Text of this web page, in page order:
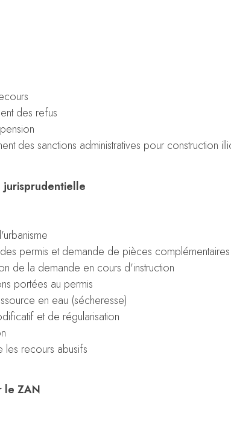
des refus
des sanctions administratives pour construction
jurisprudentielle
des permis et demande de pièces complémentaires
de la demande en cours d'instruction
portées au permis
en eau (sécheresse)
et de régularisation
les recours abusifs
le ZAN